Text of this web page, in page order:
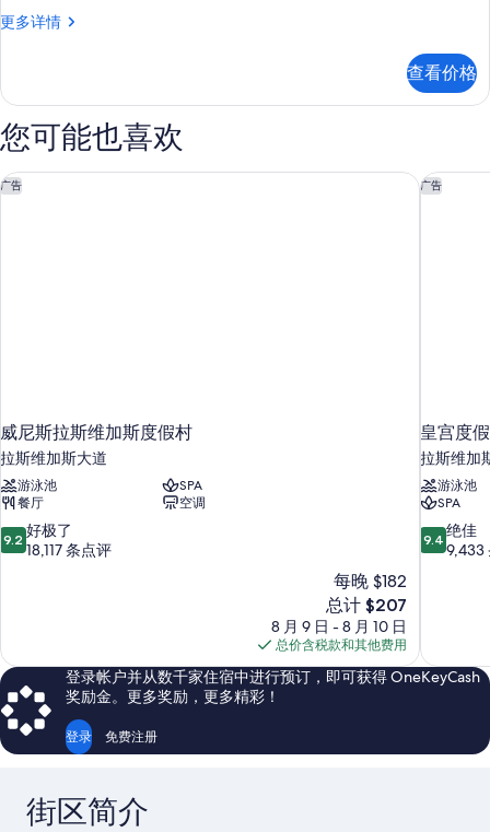
张
床
所
有
照
更多详情
华
2
张
大
床
更
多
查看价格
您可能也喜欢
广告
威尼斯拉斯维加斯度假村
拉斯维加斯大道
游泳池
SPA
餐厅
空调
9.2
分，
了，
18,117
条
点
评
9.2 好极了
18,117 条点评
每晚 $182
新
价
格
$207
总计 $207
8 月 9 日 - 8 月 10 日
总价含税款和其他费用
威尼斯拉斯维加斯度假村 广告
皇宫度
拉斯维加
游泳池
SPA
9.4
分，
9,433
条
9.4 绝佳
9,433
皇宫度
登录帐户并从数千家住宿中进行预订，即可获得 OneKeyCash
奖励金。更多奖励，更多精彩！
登录 免费注册
街区简介